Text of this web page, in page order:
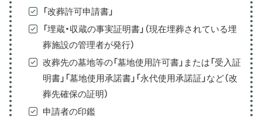
「改葬許可申請書」
「埋蔵・収蔵の事実証明書」（現在埋葬されている埋
葬施設の管理者が発行）
改葬先の墓地等の「墓地使用許可書」または「受入証
明書」「墓地使用承諾書」「永代使用承諾証」など（改
葬先確保の証明）
申請者の印鑑